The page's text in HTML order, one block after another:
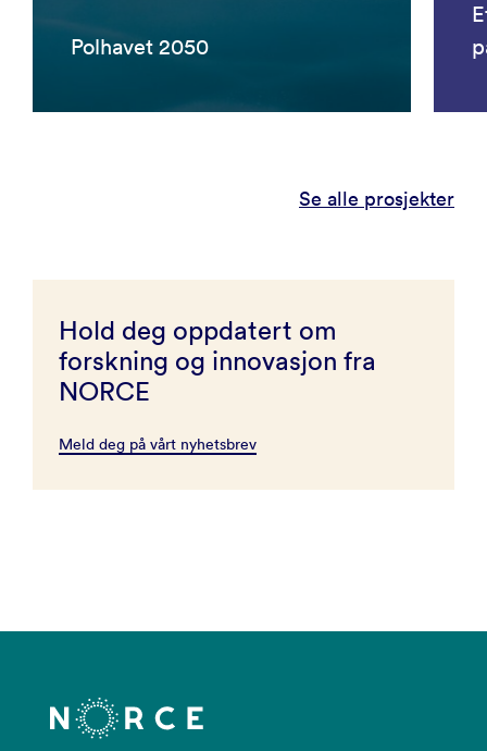
Polhavet 2050
Se alle prosjekter
Hold deg oppdatert om
forskning og innovasjon fra
NORCE
Meld deg på vårt nyhetsbrev